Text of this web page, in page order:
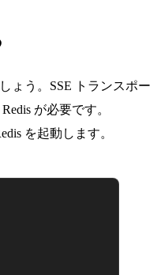
ょう。SSE トランスポー
が必要です。
を起動します。